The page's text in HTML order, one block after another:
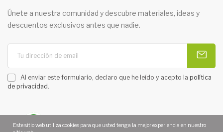
Únete a nuestra comunidad y descubre materiales, ideas y
descuentos exclusivos antes que nadie.
Al enviar este formulario, declaro que he leído y acepto la política
de privacidad
Este sitio web utiliza cookies para que usted tenga la mejor experiencia en nuestro